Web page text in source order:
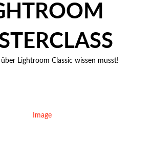
Lightroom Classic wissen musst!